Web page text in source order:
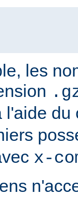
les
l'aide
x-